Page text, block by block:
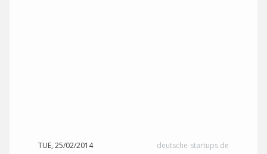
TUE, 25/02/2014 deutsche-startups.de